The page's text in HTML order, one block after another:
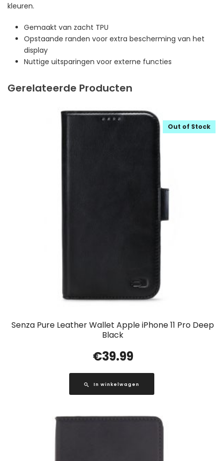
kleuren.
Gemaakt van zacht TPU
Opstaande randen voor extra bescherming van het
display
Nuttige uitsparingen voor externe functies
Gerelateerde Producten
Senza Pure Leather Wallet Apple iPhone 11 Pro Deep
Black
Out of Stock
€39.99
In winkelwagen